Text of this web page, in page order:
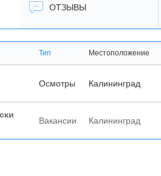
ОТЗЫВЫ
Тип Местоположение
Осмотры Калининград
Вакансии Калининград